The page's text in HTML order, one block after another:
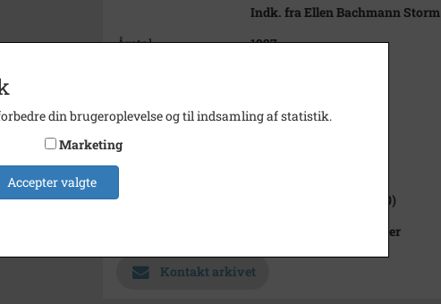
Indk. fra Ellen Bachmann Storm
Årstal
1927
Type
Enhed
Haslev Sogn (1000-2050)
Faxe Kommunes Arkiver
Kontakt arkivet
din brugeroplevelse og til indsamling af statistik.
Marketing
Accepter valgte